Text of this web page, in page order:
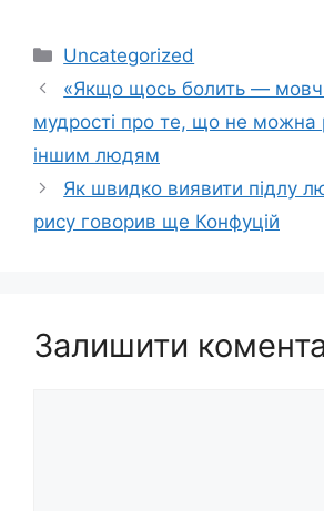
Категорії
Uncategorized
«Якщо щось болить —
мудрості про те, що не можна
іншим людям
Як швидко виявити підлу
рису говорив ще Конфуцій
Залишити